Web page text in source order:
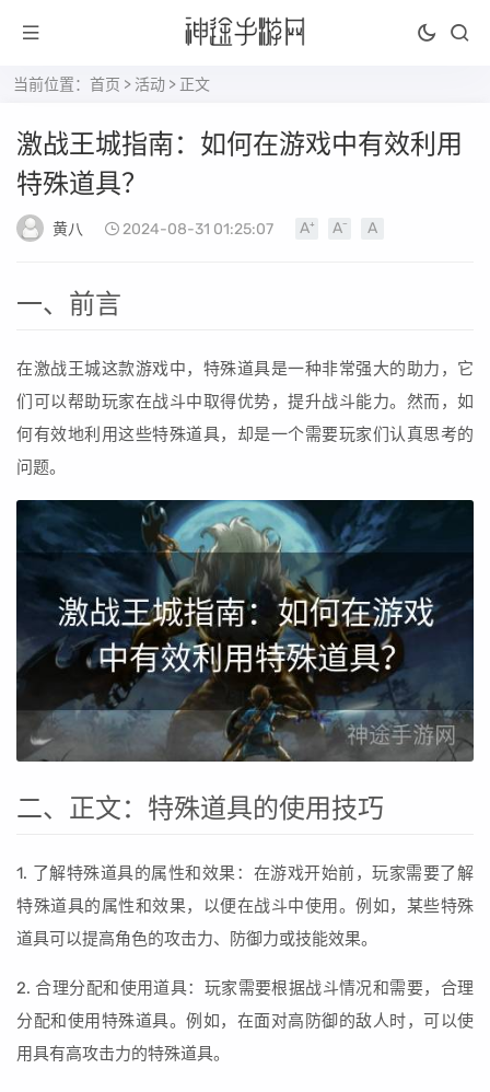
当前位置： 首页 > 活动 > 正文
激战王城指南：如何在游戏中有效利用
特殊道具？
黄八 2024-08-31 01:25:07
一、前言
在激战王城这款游戏中，特殊道具是一种非常强大的助力，它
们可以帮助玩家在战斗中取得优势，提升战斗能力。然而，如
何有效地利用这些特殊道具，却是一个需要玩家们认真思考的
问题。
二、正文：特殊道具的使用技巧
1. 了解特殊道具的属性和效果：在游戏开始前，玩家需要了解
特殊道具的属性和效果，以便在战斗中使用。例如，某些特殊
道具可以提高角色的攻击力、防御力或技能效果。
2. 合理分配和使用道具：玩家需要根据战斗情况和需要，合理
分配和使用特殊道具。例如，在面对高防御的敌人时，可以使
用具有高攻击力的特殊道具。